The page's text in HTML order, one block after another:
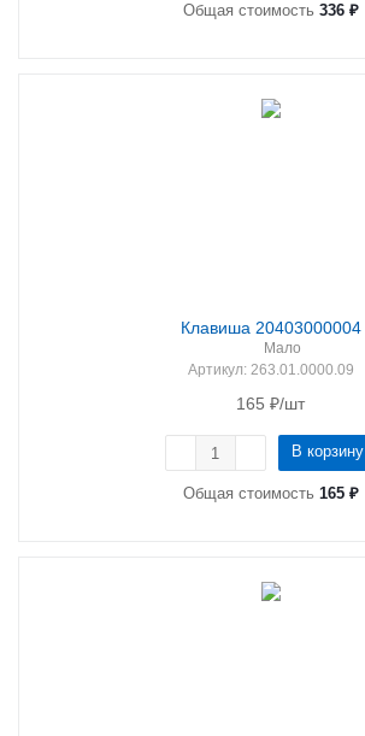
Общая стоимость 336 ₽
Клавиша 20403000004
Мало
Артикул: 263.01.0000.09
165 ₽/шт
В корзину
Общая стоимость 165 ₽